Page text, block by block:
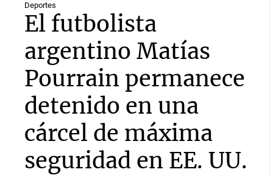
Deportes
El futbolista
argentino Matías
Pourrain permanece
detenido en una
cárcel de máxima
seguridad en EE. UU.